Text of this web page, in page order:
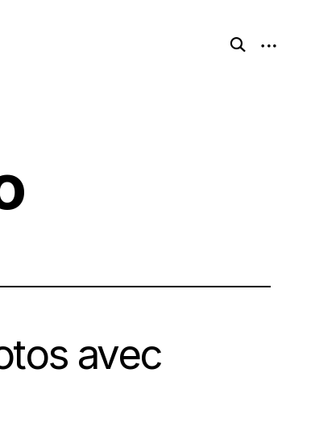
open
search
open
avec